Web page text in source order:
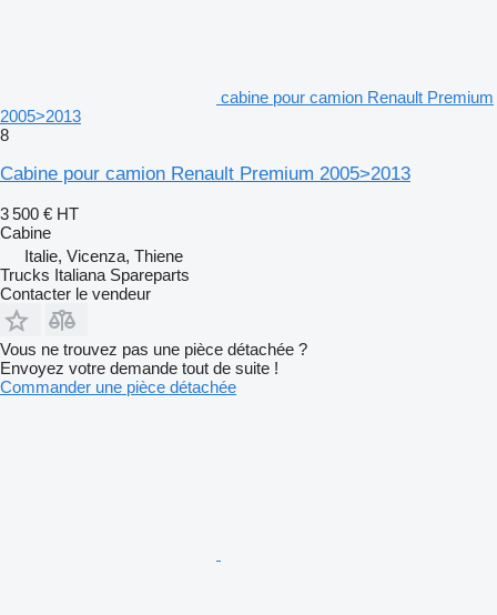
cabine pour camion Renault Premium
2005>2013
8
Cabine pour camion Renault Premium 2005>2013
3 500 € HT
Cabine
Italie, Vicenza, Thiene
Trucks Italiana Spareparts
Contacter le vendeur
Vous ne trouvez pas une pièce détachée ?
Envoyez votre demande tout de suite !
Commander une pièce détachée